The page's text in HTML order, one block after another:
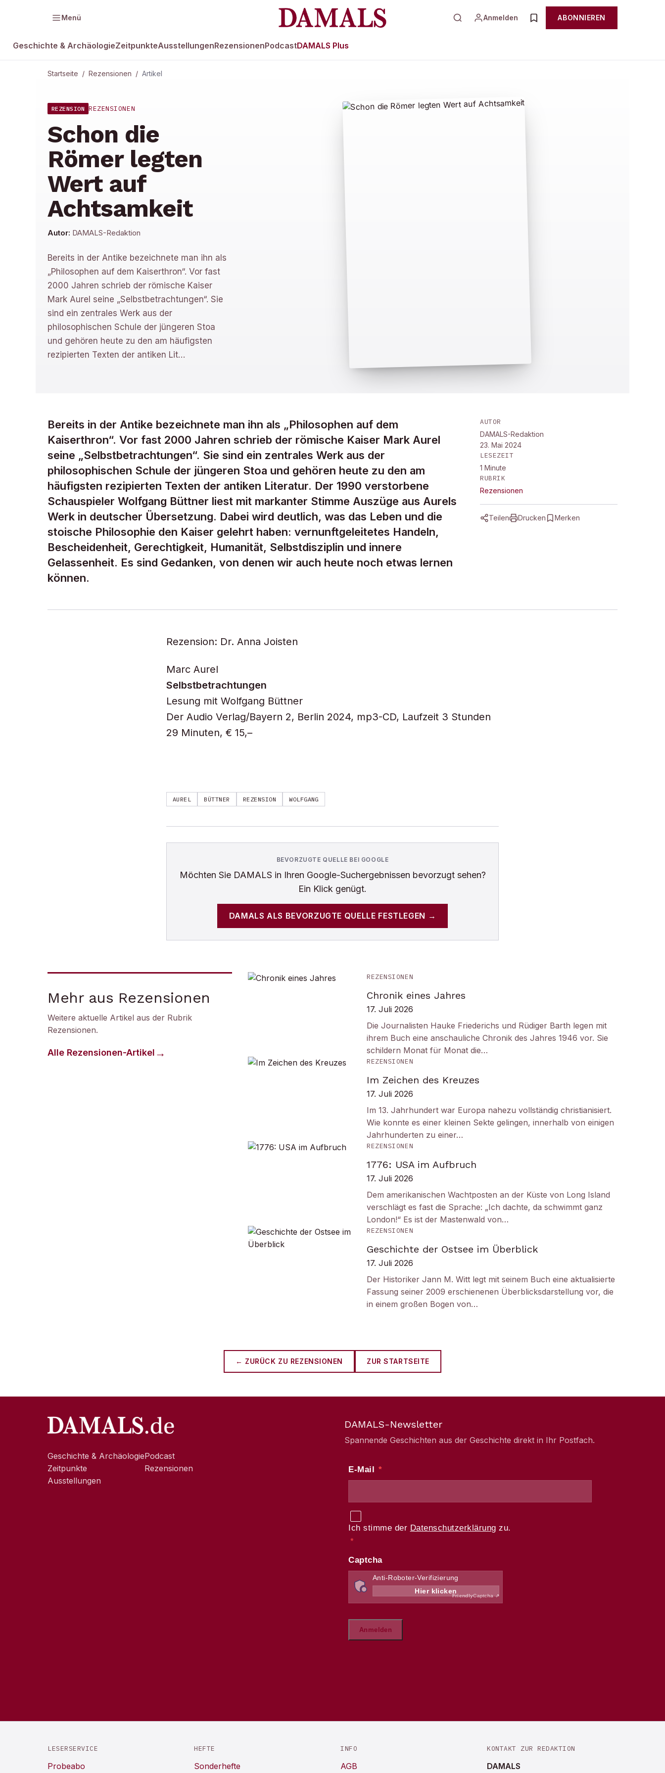
Menü Anmelden ABONNIEREN
Geschichte & ArchäologieZeitpunkteAusstellungenRezensionenPodcastDAMALS Plus
Startseite / Rezensionen / Artikel
REZENSION REZENSIONEN
Schon die
Römer legten
Wert auf
Achtsamkeit
Autor: DAMALS-Redaktion
Bereits in der Antike bezeichnete man ihn als
„Philosophen auf dem Kaiserthron“. Vor fast
2000 Jahren schrieb der römische Kaiser
Mark Aurel seine „Selbstbetrachtungen“. Sie
sind ein zentrales Werk aus der
philosophischen Schule der jüngeren Stoa
und gehören heute zu den am häufigsten
rezipierten Texten der antiken Lit…
Bereits in der Antike bezeichnete man ihn als „Philosophen auf dem
Kaiserthron“. Vor fast 2000 Jahren schrieb der römische Kaiser Mark Aurel
seine „Selbstbetrachtungen“. Sie sind ein zentrales Werk aus der
philosophischen Schule der jüngeren Stoa und gehören heute zu den am
häufigsten rezipierten Texten der antiken Literatur. Der 1990 verstorbene
Schauspieler Wolfgang Büttner liest mit markanter Stimme Auszüge aus Aurels
Werk in deutscher Übersetzung. Dabei wird deutlich, was das Leben und die
stoische Philosophie den Kaiser gelehrt haben: vernunftgeleitetes Handeln,
Bescheidenheit, Gerechtigkeit, Humanität, Selbstdisziplin und innere
Gelassenheit. Es sind Gedanken, von denen wir auch heute noch etwas lernen
können.
AUTOR
DAMALS-Redaktion
23. Mai 2024
LESEZEIT
1 Minute
RUBRIK
Rezensionen
Teilen Drucken Merken
Rezension: Dr. Anna Joisten
Marc Aurel
Selbstbetrachtungen
Lesung mit Wolfgang Büttner
Der Audio Verlag/Bayern 2, Berlin 2024, mp3-CD, Laufzeit 3 Stunden
29 Minuten, € 15,–
AUREL BÜTTNER REZENSION WOLFGANG
BEVORZUGTE QUELLE BEI GOOGLE
Möchten Sie DAMALS in Ihren Google-Suchergebnissen bevorzugt sehen?
Ein Klick genügt.
DAMALS ALS BEVORZUGTE QUELLE FESTLEGEN →
Mehr aus Rezensionen
Weitere aktuelle Artikel aus der Rubrik
Rezensionen.
Alle Rezensionen-Artikel
REZENSIONEN
Chronik eines Jahres
17. Juli 2026
Die Journalisten Hauke Friederichs und Rüdiger Barth legen mit
ihrem Buch eine anschauliche Chronik des Jahres 1946 vor. Sie
schildern Monat für Monat die…
REZENSIONEN
Im Zeichen des Kreuzes
17. Juli 2026
Im 13. Jahrhundert war Europa nahezu vollständig christianisiert.
Wie konnte es einer kleinen Sekte gelingen, innerhalb von einigen
Jahrhunderten zu einer…
REZENSIONEN
1776: USA im Aufbruch
17. Juli 2026
Dem amerikanischen Wachtposten an der Küste von Long Island
verschlägt es fast die Sprache: „Ich dachte, da schwimmt ganz
London!“ Es ist der Mastenwald von…
REZENSIONEN
Geschichte der Ostsee im Überblick
17. Juli 2026
Der Historiker Jann M. Witt legt mit seinem Buch eine aktualisierte
Fassung seiner 2009 erschienenen Überblicksdarstellung vor, die
in einem großen Bogen von…
← ZURÜCK ZU REZENSIONEN ZUR STARTSEITE
Geschichte & Archäologie
Zeitpunkte
Ausstellungen
Podcast
Rezensionen
DAMALS-Newsletter
Spannende Geschichten aus der Geschichte direkt in Ihr Postfach.
LESERSERVICE
Probeabo
HEFTE
Sonderhefte
INFO
AGB
KONTAKT ZUR REDAKTION
DAMALS